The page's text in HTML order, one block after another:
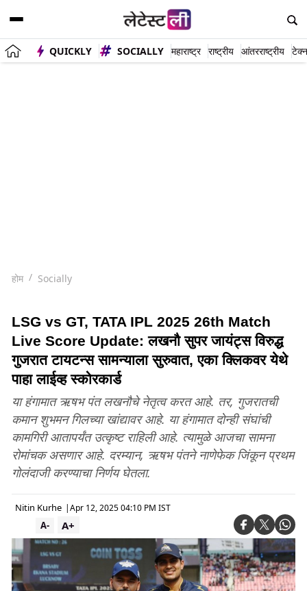
QUICKLY SOCIALLY महाराष्ट्र राष्ट्रीय आंतरराष्ट्रीय
होम Socially
LSG vs GT, TATA IPL 2025 26th Match
Live Score Update: लखनौ सुपर जायंट्स विरुद्ध
गुजरात टायटन्स सामन्याला सुरुवात, एका क्लिकवर येथे
पाहा लाईव्ह स्कोरकार्ड
या हंगामात ऋषभ पंत लखनौचे नेतृत्व करत आहे. तर, गुजरातची
कमान शुभमन गिलच्या खांद्यावर आहे. या हंगामात दोन्ही संघांची
कामगिरी आतापर्यंत उत्कृष्ट राहिली आहे. त्यामुळे आजचा सामना
रोमांचक असणार आहे. दरम्यान, ऋषभ पंतने नाणेफेक जिंकून प्रथम
गोलंदाजी करण्याचा निर्णय घेतला.
Nitin Kurhe |Apr 12, 2025 04:10 PM IST
A+
A-